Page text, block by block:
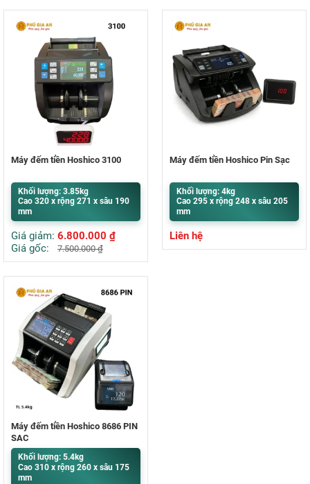
Máy đếm tiền Hoshico 3100
Khối lượng: 3.85kg
Cao 320 x rộng 271 x sâu 190
mm
Giá giảm: 6.800.000 ₫
Giá gốc:
7.500.000₫
Máy đếm tiền Hoshico Pin Sạc
Khối lượng: 4kg
Cao 295 x rộng 248 x sâu 205
mm
Liên hệ
Máy đếm tiền Hoshico 8686 PIN
SẠC
Khối lượng: 5.4kg
Cao 310 x rộng 260 x sâu 175
mm